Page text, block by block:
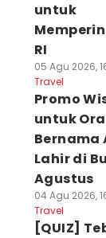
untuk
RI
05 Agu 2026,
Travel
Promo
untuk
Bernama
Lahir di
Agustus
04 Agu 2026,
Travel
[QUIZ]